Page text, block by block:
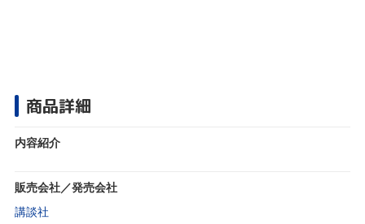
商品詳細
内容紹介
販売会社／発売会社
講談社